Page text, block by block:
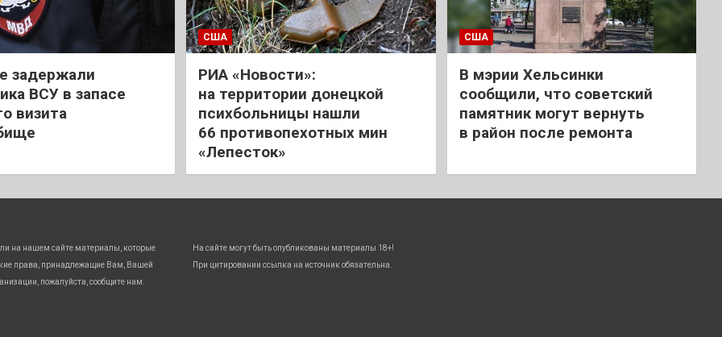
задержали
ВСУ в запасе
визита
США
РИА «Новости»:
на территории донецкой
психбольницы нашли
66 противопехотных мин
«Лепесток»
США
В мэрии Хельсинки
сообщили, что советский
памятник могут вернуть
в район после ремонта
на нашем сайте материалы, которые
права, принадлежащие Вам, Вашей
пожалуйста, сообщите нам.
На сайте могут быть опубликованы материалы 18+!
При цитировании ссылка на источник обязательна.